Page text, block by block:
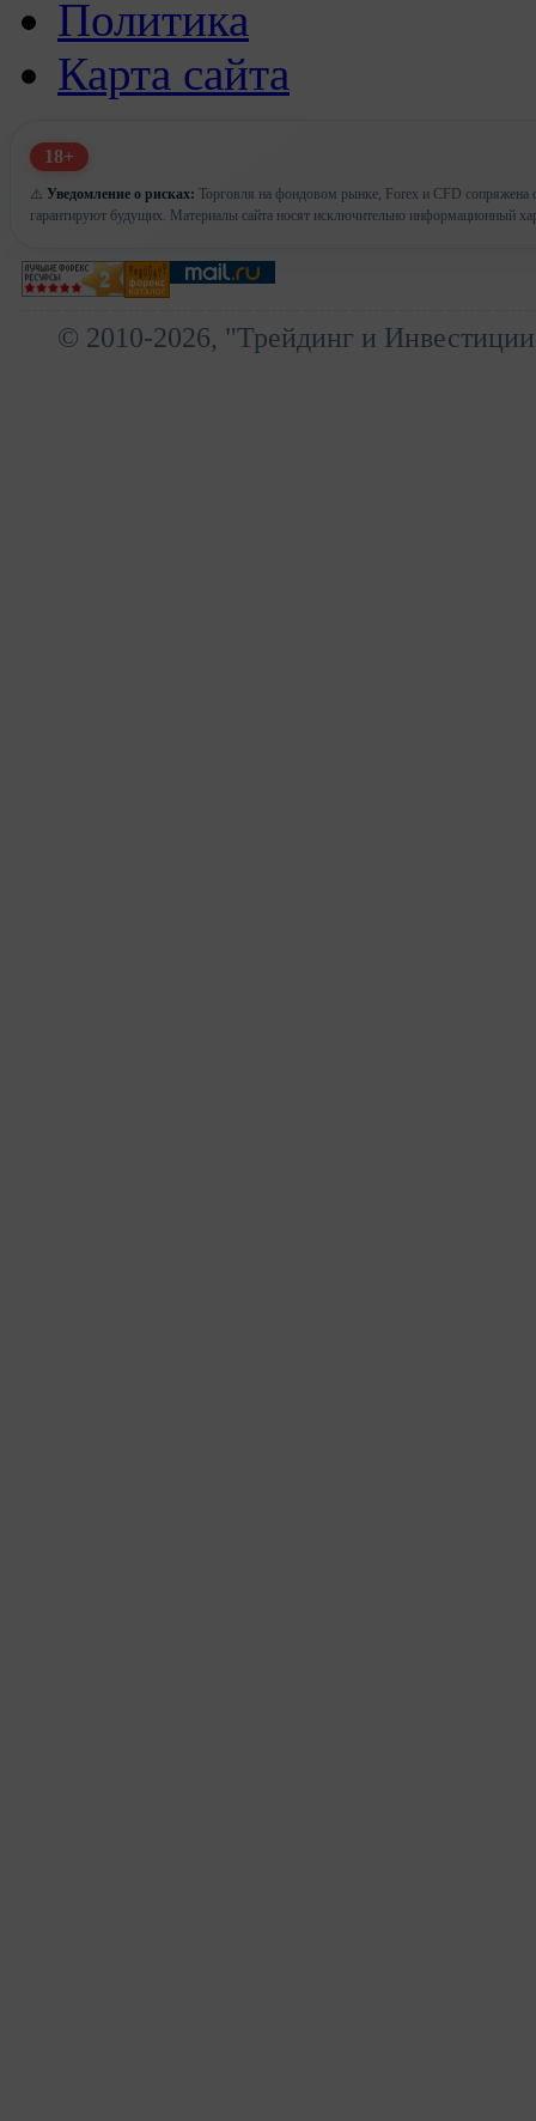
Политика
Карта сайта
18+
⚠️ Уведомление о рисках: Торговля на фондовом рынке, Forex и CFD сопряжена
гарантируют будущих. Материалы сайта носят исключительно информационный
© 2010-2026, "Трейдинг и